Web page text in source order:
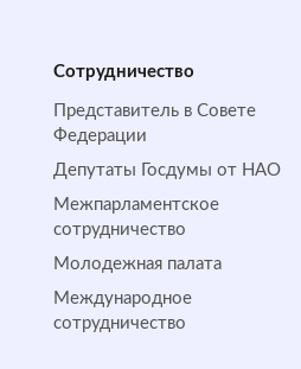
Сотрудничество
Представитель в Совете
Федерации
Депутаты Госдумы от НАО
Межпарламентское
сотрудничество
Молодежная палата
Международное
сотрудничество